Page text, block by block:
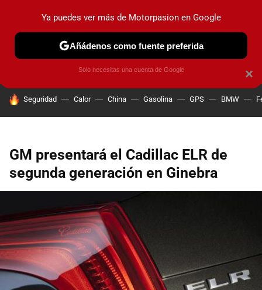
PRUEBAS COCHES ELÉCTRICOS OBSERVATORIO
HOY SE HABLA DE
Seguridad Calor China Gasolina GPS BMW
GM presentará el Cadillac ELR de
segunda generación en Ginebra
×
Ya puedes ver más de Motorpasion en Google
Añádenos como fuente preferida
Solo necesitas una cuenta de Google